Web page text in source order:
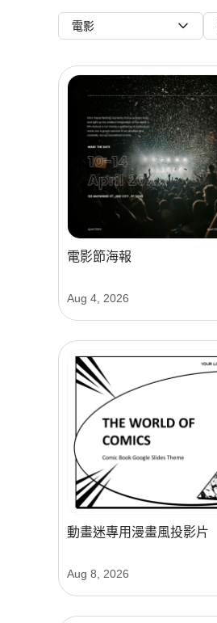
電影
電影節海報
Aug 4, 2026
動畫迷專用漫畫風投影片
Aug 8, 2026